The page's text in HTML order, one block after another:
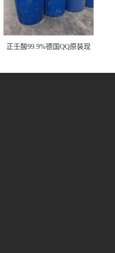
正壬酸99.9%德国QQ原装现